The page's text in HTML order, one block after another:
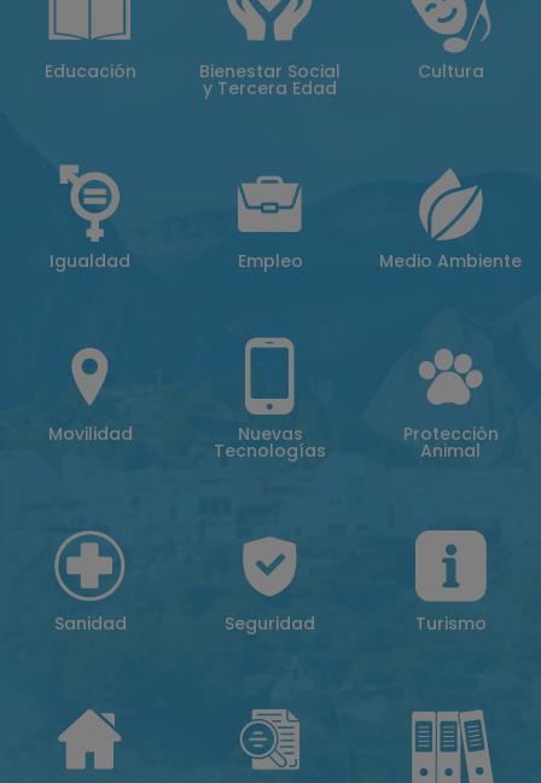
Educación Bienestar Social
y Tercera Edad
Cultura
Igualdad Empleo Medio Ambiente
Movilidad Nuevas
Tecnologías
Protección
Animal
Sanidad Seguridad Turismo